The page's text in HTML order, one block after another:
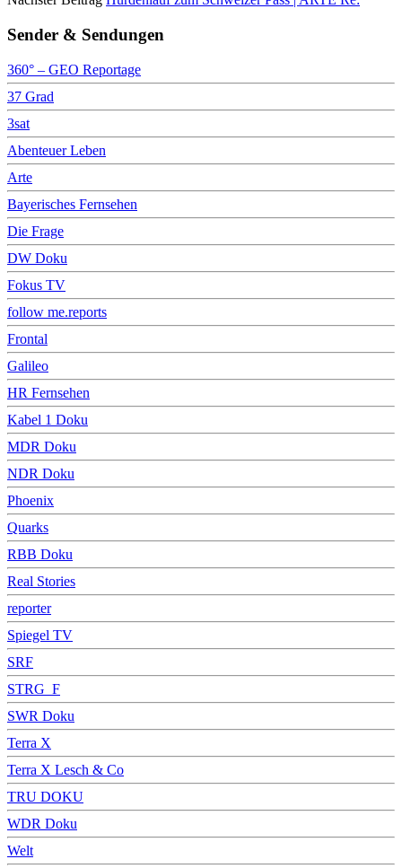
Sender & Sendungen
360° – GEO Reportage
37 Grad
3sat
Abenteuer Leben
Arte
Bayerisches Fernsehen
Die Frage
DW Doku
Fokus TV
follow me.reports
Frontal
Galileo
HR Fernsehen
Kabel 1 Doku
MDR Doku
NDR Doku
Phoenix
Quarks
RBB Doku
Real Stories
reporter
Spiegel TV
SRF
STRG_F
SWR Doku
Terra X
Terra X Lesch & Co
TRU DOKU
WDR Doku
Welt